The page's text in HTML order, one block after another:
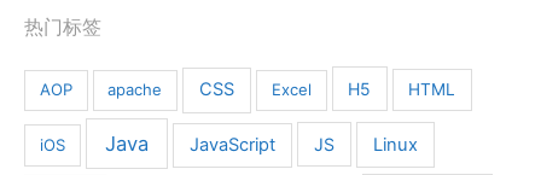
热门标签
AOP apache CSS Excel H5 HTML
iOS Java JavaScript JS Linux